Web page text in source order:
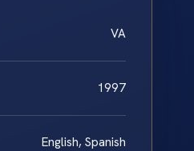
VA
1997
English, Spanish